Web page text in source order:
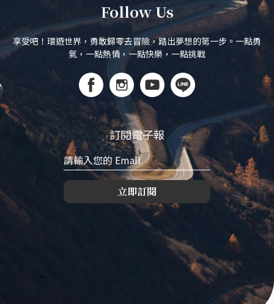
Follow Us
享受吧！環遊世界，勇敢歸零去冒險，踏出夢想的第一步。一點勇
氣，一點熱情，一點快樂，一點挑戰
訂閱電子報
立即訂閱